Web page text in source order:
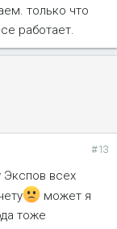
только что
работает.
#13
Экспов всех
может я
тоже